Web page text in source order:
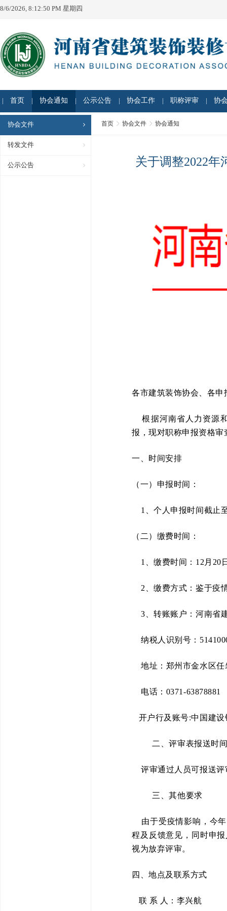
8/6/2026, 8:12:50 PM 星期四
首页 协会通知 公示公告 协会工作 职称评审 协
协会文件
转发文件
公示公告
首页 协会文件 协会通知
关于调整2022
各市建筑装饰协会、各申
根据河南省人力资源
报，现对职称申报资格
一、时间安排
（一）申报时间：
1、个人申报时间截止
（二）缴费时间：
1、缴费时间：12月20
2、缴费方式：鉴于疫
3、转账账户：河南省
纳税人识别号：
地址：郑州市金水区任
电话：0371-63878881
开户行及账号:中国建设
二、评审表报送时
评审通过人员可报送评
三、其他要求
由于受疫情影响，今年
程及反馈意见，同时申
视为放弃评审。
四、地点及联系方式
联 系 人：李兴航